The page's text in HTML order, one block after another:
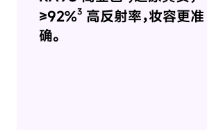
≥92%3 高反射率，妆容更准
确。